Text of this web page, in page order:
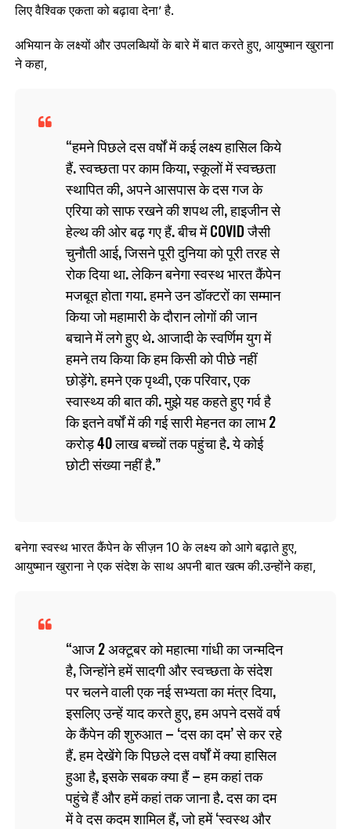
लिए वैश्विक एकता को बढ़ावा देना’ है.
अभियान के लक्ष्यों और उपलब्धियों के बारे में बात करते हुए, आयुष्मान खुराना
ने कहा,
हमने पिछले दस वर्षों में कई लक्ष्य हासिल किये
हैं. स्वच्छता पर काम किया, स्कूलों में स्वच्छता
स्थापित की, अपने आसपास के दस गज के
एरिया को साफ रखने की शपथ ली, हाइजीन से
हेल्‍थ की ओर बढ़ गए हैं. बीच में COVID जैसी
चुनौती आई, जिसने पूरी दुनिया को पूरी तरह से
रोक दिया था. लेकिन बनेगा स्वस्थ भारत कैंपेन
मजबूत होता गया. हमने उन डॉक्टरों का सम्मान
किया जो महामारी के दौरान लोगों की जान
बचाने में लगे हुए थे. आजादी के स्वर्णिम युग में
हमने तय किया कि हम किसी को पीछे नहीं
छोड़ेंगे. हमने एक पृथ्वी, एक परिवार, एक
स्वास्थ्य की बात की. मुझे यह कहते हुए गर्व है
कि इतने वर्षों में की गई सारी मेहनत का लाभ 2
करोड़ 40 लाख बच्चों तक पहुंचा है. ये कोई
छोटी संख्या नहीं है.
बनेगा स्वस्थ भारत कैंपेन के सीज़न 10 के लक्ष्य को आगे बढ़ाते हुए,
आयुष्मान खुराना ने एक संदेश के साथ अपनी बात खत्‍म की.उन्होंने कहा,
आज 2 अक्टूबर को महात्मा गांधी का जन्मदिन
है, जिन्होंने हमें सादगी और स्वच्छता के संदेश
पर चलने वाली एक नई सभ्यता का मंत्र दिया,
इसलिए उन्हें याद करते हुए, हम अपने दसवें वर्ष
के कैंपेन की शुरुआत – ‘दस का दम’ से कर रहे
हैं. हम देखेंगे कि पिछले दस वर्षों में क्या हासिल
हुआ है, इसके सबक क्या हैं – हम कहां तक
पहुंचे हैं और हमें कहां तक जाना है. दस का दम
में वे दस कदम शामिल हैं, जो हमें ‘स्वस्थ और